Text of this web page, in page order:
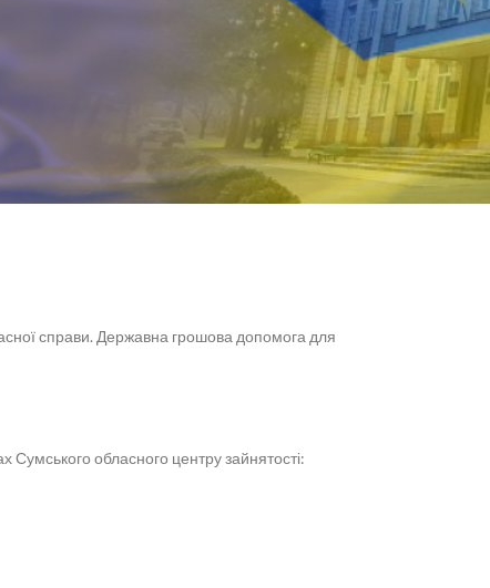
справи. Державна грошова допомога для
Сумського обласного центру зайнятості: